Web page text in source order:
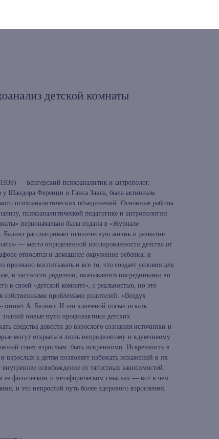
детской комнаты
— венгерский психоаналитик и антрополог.
у Шандора Ференци и Ганса Закса, была активным
психоаналитических объединений. Основные работы
психоаналитической педагогике и антропологии.
первоначально была издана в «Журнале
Балинт рассматривает психическую жизнь и развитие
— места определенной изолированности детства от
относятся и домашнее окружение ребенка, и
воспитывать и все то, что создает условия для
в частности родители, оказываются посредниками во
в своей «детской комнате», с реальностью, но это
собственными проблемами родителей. «Воздух
А. Балинт. И это ключевой посыл искать
знаний новые пути профилактики детских
средства довести до взрослого сознания источники и
могут открыться лишь непредвзятому и вдумчивому
совет взрослым: быть искренними. Искренность в
взрослых к детям позволяет избежать искажений в их
освобождение от тягостных зависимостей.
ее физическом и метафорическом смыслах — вот в чем
и это непростой путь более здорового взросления.